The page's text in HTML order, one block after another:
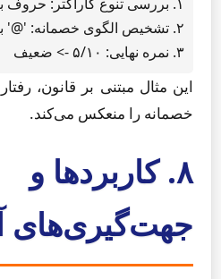
۳. نمره نهایی: ۵/۱۰ -> ضعیف
این مثال مبتنی بر قانون،
خصمانه را منعکس می‌کند.
۸. کاربردها و
جهت‌گیری‌های